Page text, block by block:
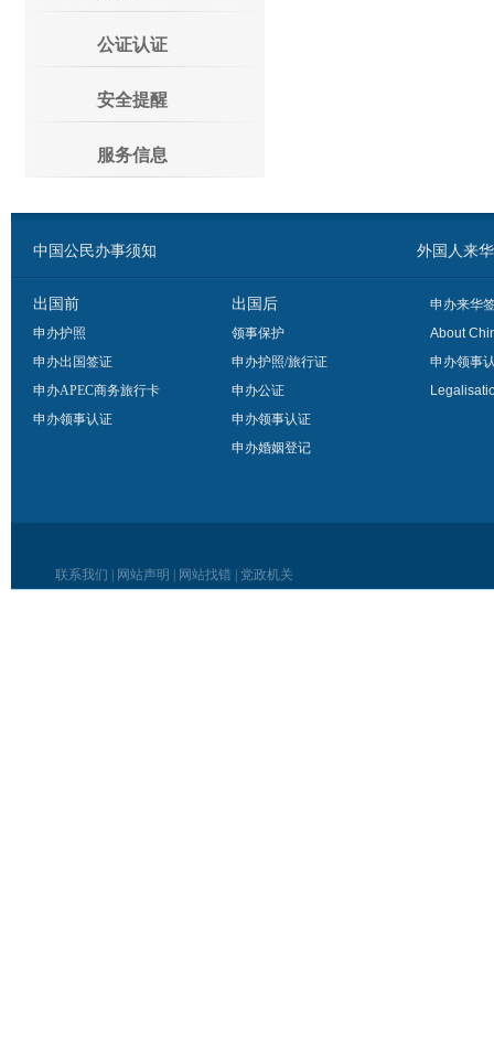
公证认证
安全提醒
服务信息
中国公民办事须知 外国人来
出国前
申办护照
申办出国签证
申办APEC商务旅行卡
申办领事认证
出国后
领事保护
申办护照/旅行证
申办公证
申办领事认证
申办婚姻登记
申办来华
About
申办领事
联系我们 网站声明 网站找错 党政机关